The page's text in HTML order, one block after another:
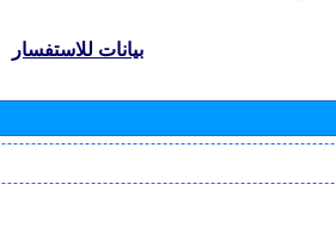
بيانات للاستفسار